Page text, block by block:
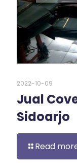
2022-10-09
Jual
Sidoarjo
Read